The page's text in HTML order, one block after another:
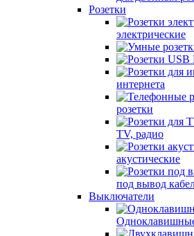
Розетки
электрические
интернета
розетки
TV, радио
акустические
под вывод
Выключатели